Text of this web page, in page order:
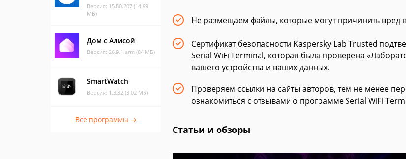
Версия: 15.80.207 (14.99
МБ)
Дом с Алисой
Версия: 26.9.1.arm (84 МБ)
SmartWatch
Версия: 1.3.32 (3.02 МБ)
Все программы →
Не размещаем файлы, которые могут причинить вред
Сертификат безопасности Kaspersky Lab Trusted
Serial WiFi Terminal, которая была проверена
вашего устройства и ваших данных.
Проверяем ссылки на сайты авторов, тем не менее
ознакомиться с отзывами о программе Serial WiFi
Статьи и обзоры